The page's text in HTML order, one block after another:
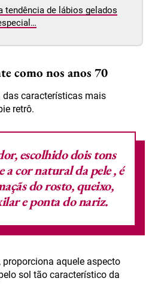
tendência de lábios gelados
como nos anos 70
das características mais
retrô.
escolhidodois tons
a cor natural da pele, é
do rosto, queixo,
e ponta do nariz.
aquele aspecto
sol tão característico da